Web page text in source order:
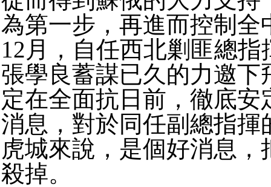
為第一步，再進而控制全
12月，自任西北剿匪總指
張學良蓄謀已久的力邀下
定在全面抗日前，徹底安
消息，對於同任副總指揮
虎城來說，是個好消息，
殺掉。